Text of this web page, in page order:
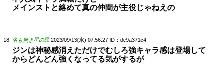
メインストと絡めて真の仲間が主役じゃねえの
名も無き星の民 2023/09/13(水) 07:56:27 ID：dc9a371c4
ジンは神秘感消えただけでむしろ強キャラ感は登場して
からどんどん強くなってる気がするが